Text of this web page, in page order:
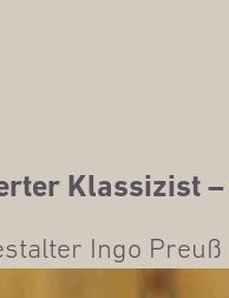
Klas­si­zist
Ingo